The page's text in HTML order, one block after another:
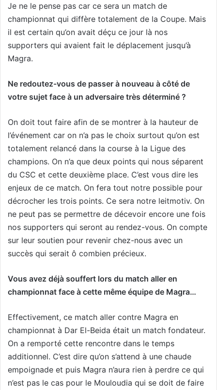
Je ne le pense pas car ce sera un match de
championnat qui diffère totalement de la Coupe. Mais
il est certain qu’on avait déçu ce jour là nos
supporters qui avaient fait le déplacement jusqu’à
Magra.
Ne redoutez-vous de passer à nouveau à côté de
votre sujet face à un adversaire très déterminé ?
On doit tout faire afin de se montrer à la hauteur de
l’événement car on n’a pas le choix surtout qu’on est
totalement relancé dans la course à la Ligue des
champions. On n’a que deux points qui nous séparent
du CSC et cette deuxième place. C’est vous dire les
enjeux de ce match. On fera tout notre possible pour
décrocher les trois points. Ce sera notre leitmotiv. On
ne peut pas se permettre de décevoir encore une fois
nos supporters qui seront au rendez-vous. On compte
sur leur soutien pour revenir chez-nous avec un
succès qui serait ô combien précieux.
Vous avez déjà souffert lors du match aller en
championnat face à cette même équipe de Magra…
Effectivement, ce match aller contre Magra en
championnat à Dar El-Beida était un match fondateur.
On a remporté cette rencontre dans le temps
additionnel. C’est dire qu’on s’attend à une chaude
empoignade et puis Magra n’aura rien à perdre ce qui
n’est pas le cas pour le Mouloudia qui se doit de faire